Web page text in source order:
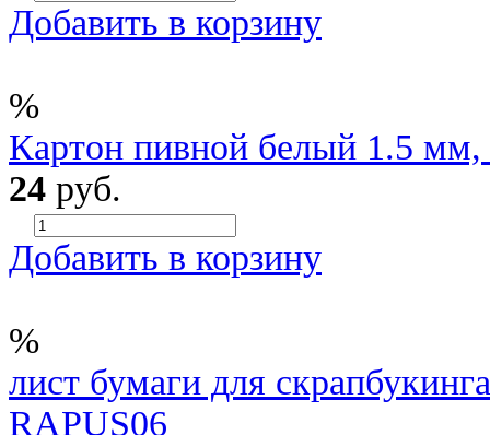
Добавить в корзину
%
Картон пивной белый 1.5
24 руб.
Добавить в корзину
%
лист бумаги для
RAPUS06